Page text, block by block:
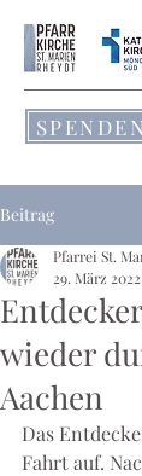
SPENDEN
Beitrag
wieder
Aachen
Pfarrei St.
29. März 2022
Das
Fahrt auf.